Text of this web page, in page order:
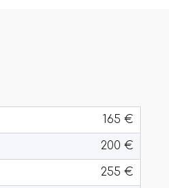
165 €
200 €
255 €